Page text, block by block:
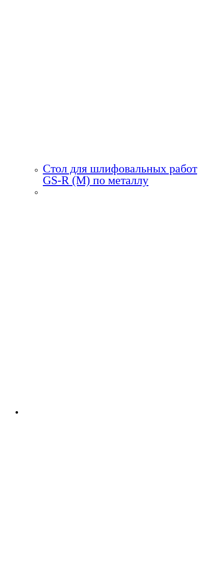
Стол для шлифовальных работ
GS-R (M) по металлу